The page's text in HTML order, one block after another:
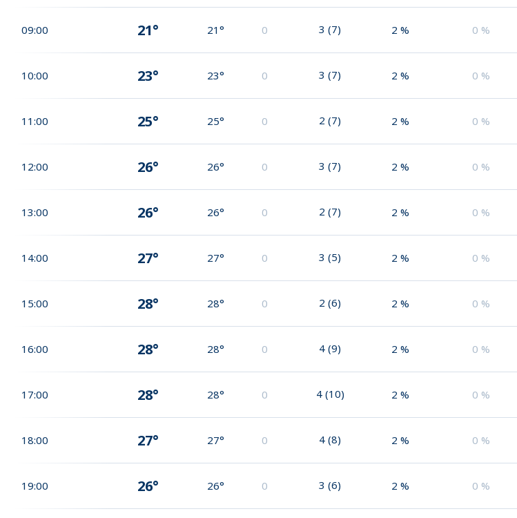
09:00 21° 21° 0 3 (7) 2 % 0 %
10:00 23° 23° 0 3 (7) 2 % 0 %
11:00 25° 25° 0 2 (7) 2 % 0 %
12:00 26° 26° 0 3 (7) 2 % 0 %
13:00 26° 26° 0 2 (7) 2 % 0 %
14:00 27° 27° 0 3 (5) 2 % 0 %
15:00 28° 28° 0 2 (6) 2 % 0 %
16:00 28° 28° 0 4 (9) 2 % 0 %
17:00 28° 28° 0 4 (10) 2 % 0 %
18:00 27° 27° 0 4 (8) 2 % 0 %
19:00 26° 26° 0 3 (6) 2 % 0 %